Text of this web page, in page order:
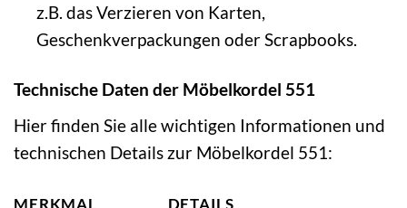
z.B. das Verzieren von Karten,
Geschenkverpackungen oder Scrapbooks.
Technische Daten der Möbelkordel 551
Hier finden Sie alle wichtigen Informationen und
technischen Details zur Möbelkordel 551:
MERKMAL
DETAILS